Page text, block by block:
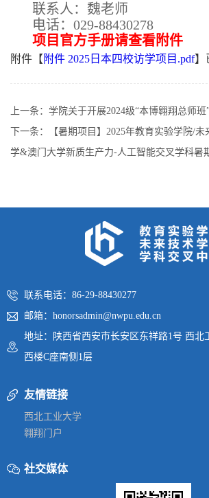
联系人：魏老师
电话：029-88430278
项目官方手册请查看附件
附件【 附件 2025日本四校访学项目.pdf】
上一条： 学院关于开展2024级“本博翱翔总师班
下一条：
【暑期项目】2025年教育实验学院/
学&澳门大学新质生产力-人工智能交叉学科暑
联系电话：86-29-88430277
邮箱：honorsadmin@nwpu.edu.cn
地址：陕西省西安市长安区东祥路1号 西北
西楼C座南侧1层
友情链接
西北工业大学
翱翔门户
社交媒体